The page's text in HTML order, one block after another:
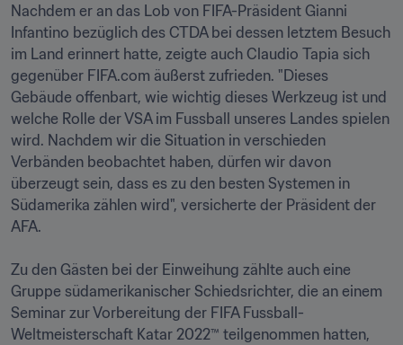
Nachdem er an das Lob von FIFA-Präsident Gianni
Infantino bezüglich des CTDA bei dessen letztem Besuch
im Land erinnert hatte, zeigte auch Claudio Tapia sich
gegenüber FIFA.com äußerst zufrieden. "Dieses
Gebäude offenbart, wie wichtig dieses Werkzeug ist und
welche Rolle der VSA im Fussball unseres Landes spielen
wird. Nachdem wir die Situation in verschieden
Verbänden beobachtet haben, dürfen wir davon
überzeugt sein, dass es zu den besten Systemen in
Südamerika zählen wird", versicherte der Präsident der
AFA.
Zu den Gästen bei der Einweihung zählte auch eine
Gruppe südamerikanischer Schiedsrichter, die an einem
Seminar zur Vorbereitung der FIFA Fussball-
Weltmeisterschaft Katar 2022™ teilgenommen hatten,